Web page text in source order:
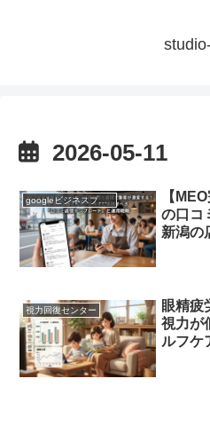
2026-05-11
googleビジネスプロフィール
【
の口コ
新潟の
視力回復センター
眼精疲
視力が
ルフケ